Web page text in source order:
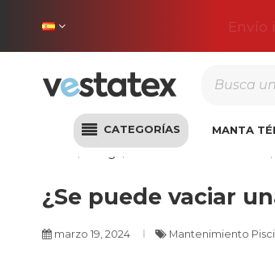
Envío
CATEGORÍAS MANTA
Blog Mantenimiento Piscina
¿Se puede vaciar
marzo 19, 2024 Mantenimiento